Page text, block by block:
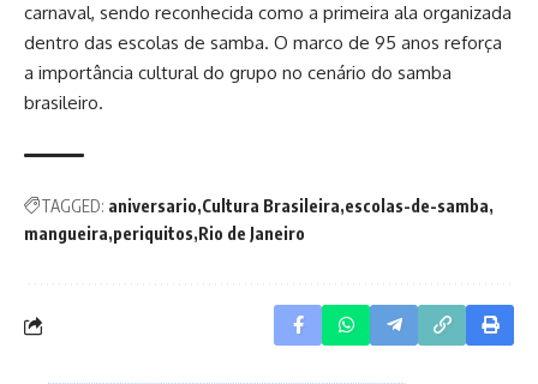
carnaval, sendo reconhecida como a primeira ala organizada
dentro das escolas de samba. O marco de 95 anos reforça
a importância cultural do grupo no cenário do samba
brasileiro.
TAGGED: aniversario Cultura Brasileira escolas-de-samba
mangueira periquitos Rio de Janeiro